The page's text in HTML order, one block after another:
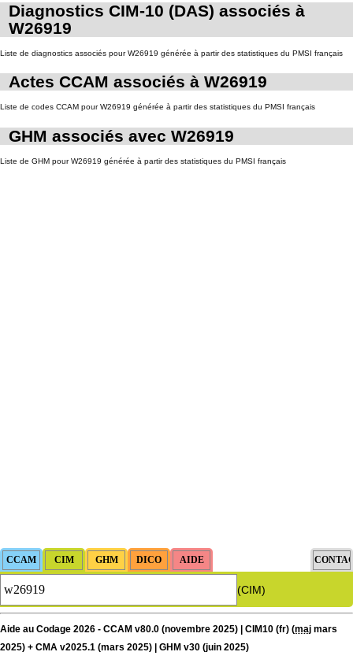
Diagnostics CIM-10 (DAS) associés à
W26919
Liste de diagnostics associés pour W26919 générée à partir des statistiques du PMSI français
Actes CCAM associés à W26919
Liste de codes CCAM pour W26919 générée à partir des statistiques du PMSI français
GHM associés avec W26919
Liste de GHM pour W26919 générée à partir des statistiques du PMSI français
(CIM)
Aide au Codage 2026 - CCAM v80.0 (novembre 2025) | CIM10 (fr) (maj mars
2025) + CMA v2025.1 (mars 2025) | GHM v30 (juin 2025)